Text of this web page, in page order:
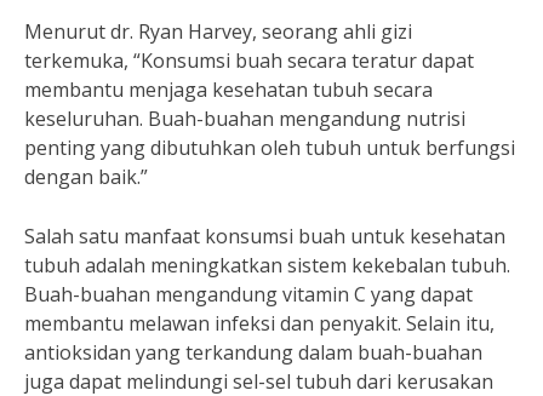
Menurut dr. Ryan Harvey, seorang ahli gizi
terkemuka, “Konsumsi buah secara teratur dapat
membantu menjaga kesehatan tubuh secara
keseluruhan. Buah-buahan mengandung nutrisi
penting yang dibutuhkan oleh tubuh untuk berfungsi
dengan baik.”
Salah satu manfaat konsumsi buah untuk kesehatan
tubuh adalah meningkatkan sistem kekebalan tubuh.
Buah-buahan mengandung vitamin C yang dapat
membantu melawan infeksi dan penyakit. Selain itu,
antioksidan yang terkandung dalam buah-buahan
juga dapat melindungi sel-sel tubuh dari kerusakan